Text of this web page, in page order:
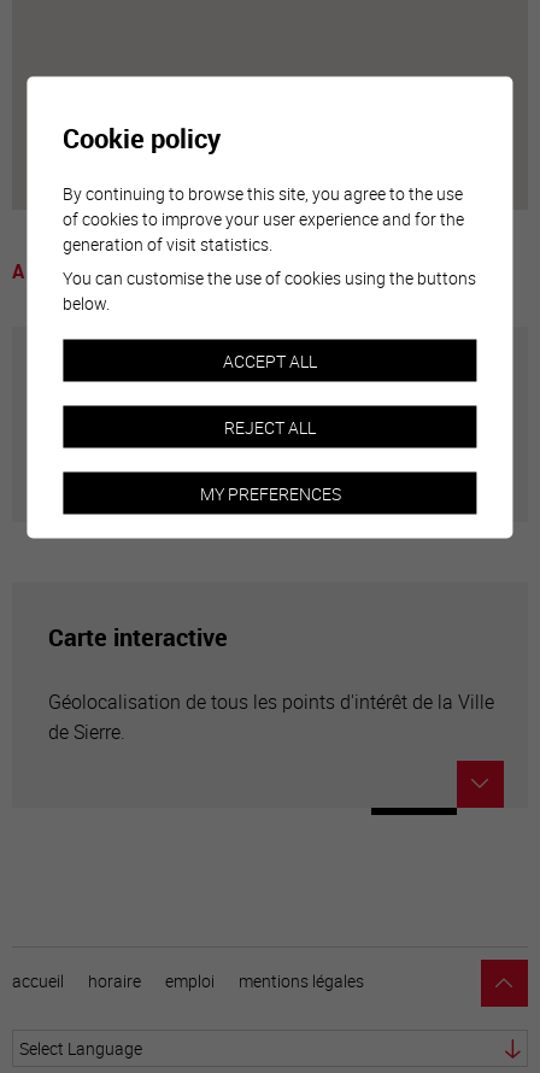
A voir
Annuaire communal
Adresses utiles en ville de Sierre
Carte interactive
Géolocalisation de tous les points d'intérêt de la Ville
de Sierre.
accueil horaire emploi mentions légales
Cookie policy
By continuing to browse this site, you agree to the use
of cookies to improve your user experience and for the
generation of visit statistics.
You can customise the use of cookies using the buttons
below.
ACCEPT ALL
REJECT ALL
MY PREFERENCES